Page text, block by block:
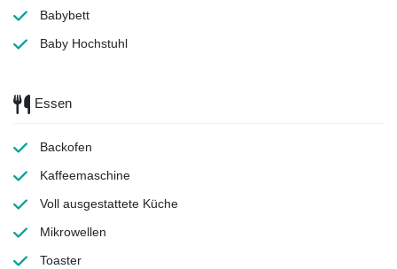
Babybett
Baby Hochstuhl
Essen
Backofen
Kaffeemaschine
Voll ausgestattete Küche
Mikrowellen
Toaster